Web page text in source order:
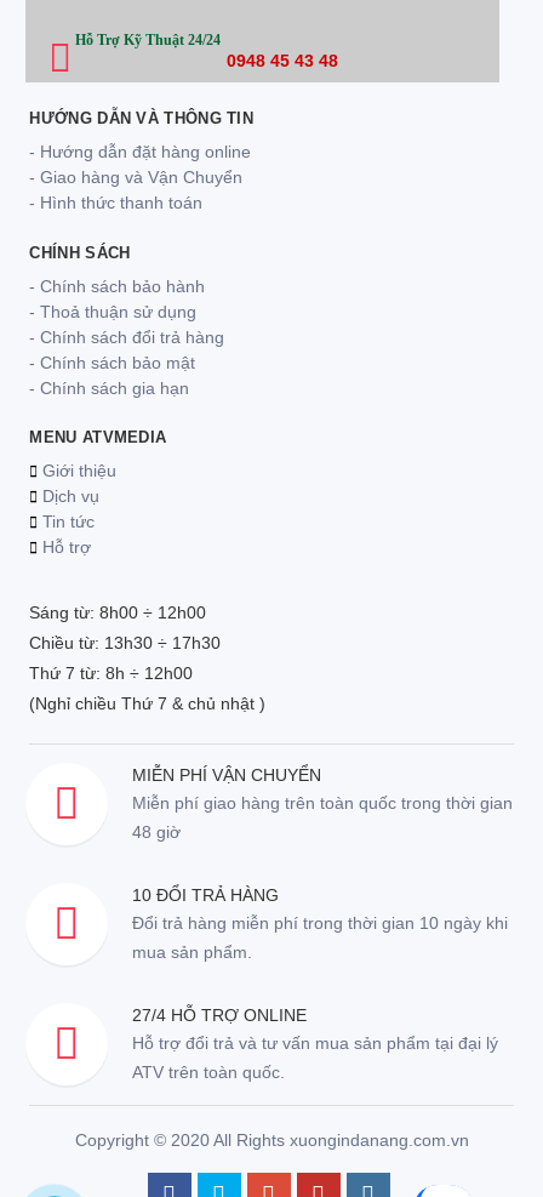
Hỗ Trợ Kỹ Thuật 24/24
0948 45 43 48
HƯỚNG DẪN VÀ THÔNG TIN
- Hướng dẫn đặt hàng online
- Giao hàng và Vận Chuyển
- Hình thức thanh toán
CHÍNH SÁCH
- Chính sách bảo hành
- Thoả thuận sử dụng
- Chính sách đổi trả hàng
- Chính sách bảo mật
- Chính sách gia hạn
MENU ATVMEDIA
Giới thiệu
Dịch vụ
Tin tức
Hỗ trợ
Sáng từ: 8h00 ÷ 12h00
Chiều từ: 13h30 ÷ 17h30
Thứ 7 từ: 8h ÷ 12h00
(Nghỉ chiều Thứ 7 & chủ nhật )
MIỄN PHÍ VẬN CHUYỂN
Miễn phí giao hàng trên toàn quốc trong thời gian
48 giờ
10 ĐỔI TRẢ HÀNG
Đổi trả hàng miễn phí trong thời gian 10 ngày khi
mua sản phẩm.
27/4 HỖ TRỢ ONLINE
Hỗ trợ đổi trả và tư vấn mua sản phẩm tại đại lý
ATV trên toàn quốc.
Copyright © 2020 All Rights xuongindanang.com.vn